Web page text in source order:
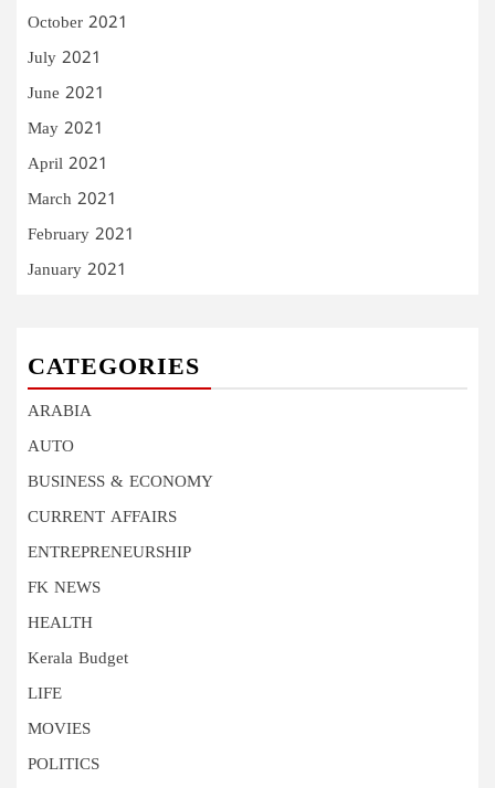
October 2021
July 2021
June 2021
May 2021
April 2021
March 2021
February 2021
January 2021
CATEGORIES
ARABIA
AUTO
BUSINESS & ECONOMY
CURRENT AFFAIRS
ENTREPRENEURSHIP
FK NEWS
HEALTH
Kerala Budget
LIFE
MOVIES
POLITICS